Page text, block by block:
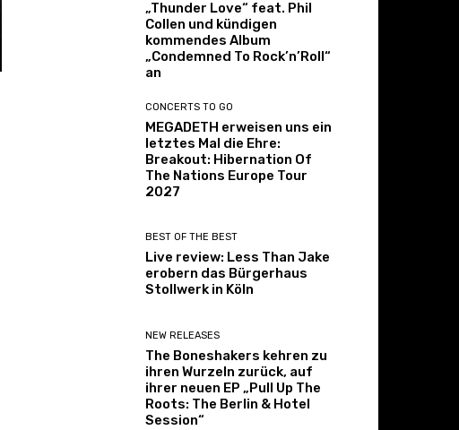
„Thunder Love“ feat. Phil
Collen und kündigen
kommendes Album
„Condemned To Rock’n’Roll“
an
CONCERTS TO GO
MEGADETH erweisen uns ein
letztes Mal die Ehre:
Breakout: Hibernation Of
The Nations Europe Tour
2027
BEST OF THE BEST
Live review: Less Than Jake
erobern das Bürgerhaus
Stollwerk in Köln
NEW RELEASES
The Boneshakers kehren zu
ihren Wurzeln zurück, auf
ihrer neuen EP „Pull Up The
Roots: The Berlin & Hotel
Session“